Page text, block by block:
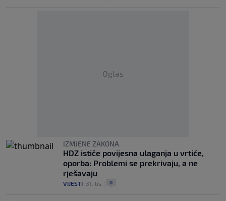
Oglas
IZMJENE ZAKONA
HDZ ističe povijesna ulaganja u vrtiće,
oporba: Problemi se prekrivaju, a ne
rješavaju
VIJESTI 31. lis. 0